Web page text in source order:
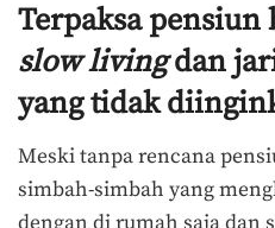
Terpaksa pensiun
slow livingdan
yang tidak
Meski tanpa rencana
simbah-simbah yang